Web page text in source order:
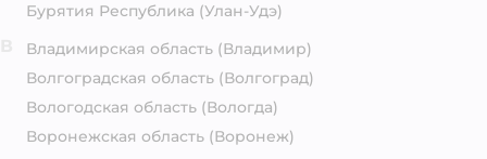
Бурятия Республика (Улан-Удэ)
Владимирская область (Владимир)
Волгоградская область (Волгоград)
Вологодская область (Вологда)
Воронежская область (Воронеж)